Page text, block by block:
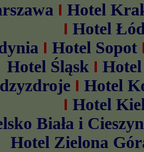
I Hotel
I Hotel
I Hotel Sopot
Hotel Śląsk I
I Hotel
I Hotel
Biała i Cieszyn
Hotel Zielona